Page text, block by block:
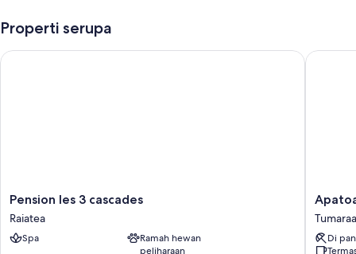
penitipan koper
Layanan concierge, layanan pengantaran makanan hotel, dan meja
Kamar mandi dengan shower dan perlengkapan mandi gratis
Ruang makan terpisah, dapur umum, dan lemari es
Properti serupa
Pension
les
3
cascades
Pension les 3 cascades
Raiatea
Spa
Ramah hewan
peliharaan
Pension les 3 cascades
Apatoa
Beach
and
Garden
Tumaraa
Di
Apatoa